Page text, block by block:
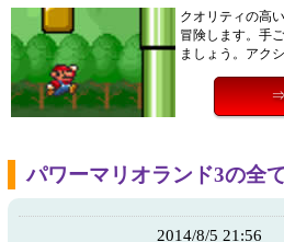
クオリティの高
冒険します。手
ましょう。アク
⇒
パワーマリオランド3の全
2014/8/5 21:56